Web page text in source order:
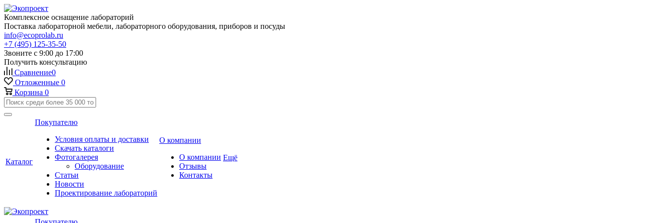
Комплексное оснащение лабораторий
Поставка лабораторной мебели, лабораторного оборудования, приборов и посуды
info@ecoprolab.ru
+7 (495) 125-35-50
Звоните с 9:00 до 17:00
Получить консультацию
Сравнение0
Отложенные 0
Корзина 0
Каталог
Покупателю
Условия оплаты и доставки
Скачать каталоги
Фотогалерея
Оборудование
Статьи
Новости
Проектирование лабораторий
О компании
О компании
Отзывы
Контакты
Ещё